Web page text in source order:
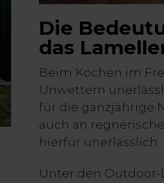
Die
das
Beim Kochen im
Unwettern
für die ganzjährige
auch an
hierfür unerlässlich.
Unter den Outdoor-